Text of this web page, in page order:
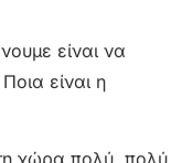
είναι να
είναι η